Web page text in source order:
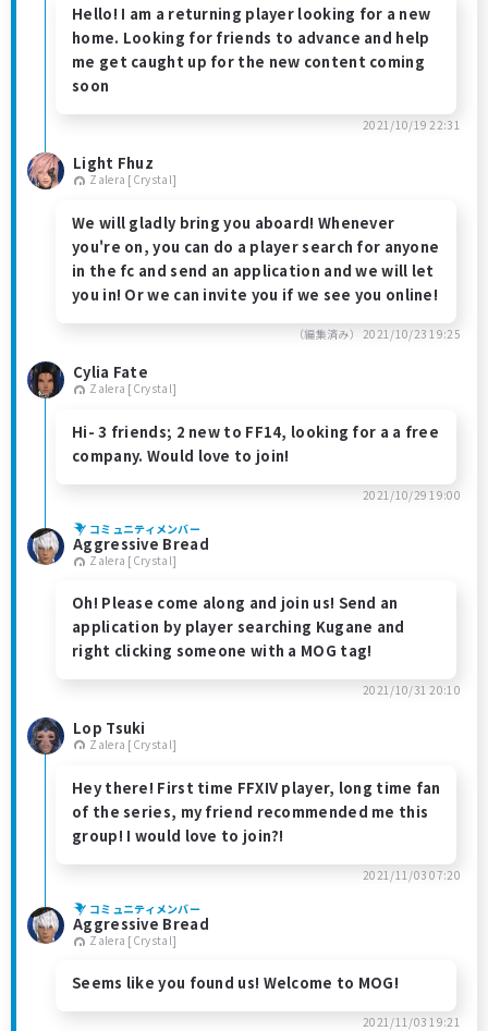
Hello! I am a returning player looking for a new
home. Looking for friends to advance and help
me get caught up for the new content coming
soon
2021/10/19 22:31
Light Fhuz
Zalera [Crystal]
We will gladly bring you aboard! Whenever
you're on, you can do a player search for anyone
in the fc and send an application and we will let
you in! Or we can invite you if we see you online!
（編集済み）2021/10/23 19:25
Cylia Fate
Zalera [Crystal]
Hi- 3 friends; 2 new to FF14, looking for a a free
company. Would love to join!
2021/10/29 19:00
コミュニティメンバー
Aggressive Bread
Zalera [Crystal]
Oh! Please come along and join us! Send an
application by player searching Kugane and
right clicking someone with a MOG tag!
2021/10/31 20:10
Lop Tsuki
Zalera [Crystal]
Hey there! First time FFXIV player, long time fan
of the series, my friend recommended me this
group! I would love to join?!
2021/11/03 07:20
コミュニティメンバー
Aggressive Bread
Zalera [Crystal]
Seems like you found us! Welcome to MOG!
2021/11/03 19:21